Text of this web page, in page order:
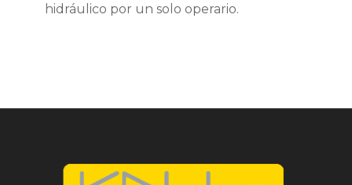
hidráulico por un solo operario.